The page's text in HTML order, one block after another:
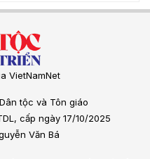
VietNamNet
tộc và Tôn giáo
cấp ngày 17/10/2025
Văn Bá